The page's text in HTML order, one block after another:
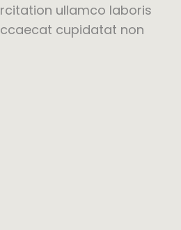
ullamco laboris
cupidatat non